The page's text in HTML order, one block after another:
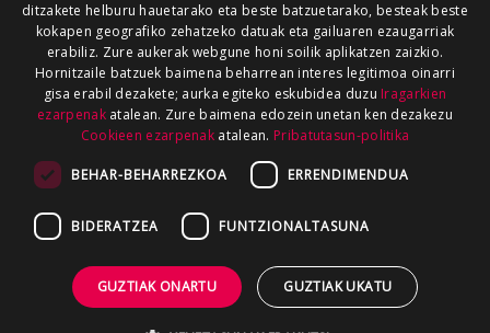
ditzakete helburu hauetarako eta beste batzuetarako, besteak beste
kokapen geografiko zehatzeko datuak eta gailuaren ezaugarriak
erabiliz. Zure aukerak webgune honi soilik aplikatzen zaizkio.
Hornitzaile batzuek baimena beharrean interes legitimoa oinarri
gisa erabil dezakete; aurka egiteko eskubidea duzu Iragarkien
ezarpenakatalean. Zure baimena edozein unetan ken dezakezu
Cookieen ezarpenak atalean. Pribatutasun-politika
BEHAR-BEHARREZKOA ERRENDIMENDUA
BIDERATZEA FUNTZIONALTASUNA
GUZTIAK ONARTU GUZTIAK UKATU